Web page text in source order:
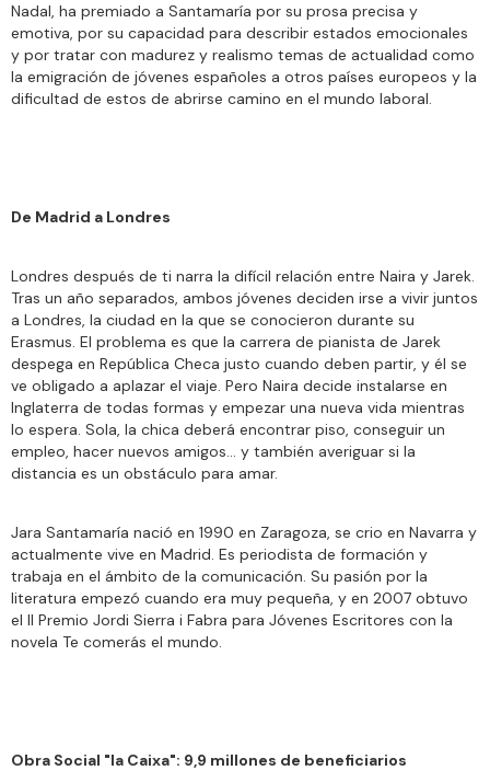
Nadal, ha premiado a Santamaría por su prosa precisa y
emotiva, por su capacidad para describir estados emocionales
y por tratar con madurez y realismo temas de actualidad como
la emigración de jóvenes españoles a otros países europeos y la
dificultad de estos de abrirse camino en el mundo laboral.
De Madrid a Londres
Londres después de ti narra la difícil relación entre Naira y Jarek.
Tras un año separados, ambos jóvenes deciden irse a vivir juntos
a Londres, la ciudad en la que se conocieron durante su
Erasmus. El problema es que la carrera de pianista de Jarek
despega en República Checa justo cuando deben partir, y él se
ve obligado a aplazar el viaje. Pero Naira decide instalarse en
Inglaterra de todas formas y empezar una nueva vida mientras
lo espera. Sola, la chica deberá encontrar piso, conseguir un
empleo, hacer nuevos amigos... y también averiguar si la
distancia es un obstáculo para amar.
Jara Santamaría nació en 1990 en Zaragoza, se crio en Navarra y
actualmente vive en Madrid. Es periodista de formación y
trabaja en el ámbito de la comunicación. Su pasión por la
literatura empezó cuando era muy pequeña, y en 2007 obtuvo
el II Premio Jordi Sierra i Fabra para Jóvenes Escritores con la
novela Te comerás el mundo.
Obra Social "la Caixa": 9,9 millones de beneficiarios